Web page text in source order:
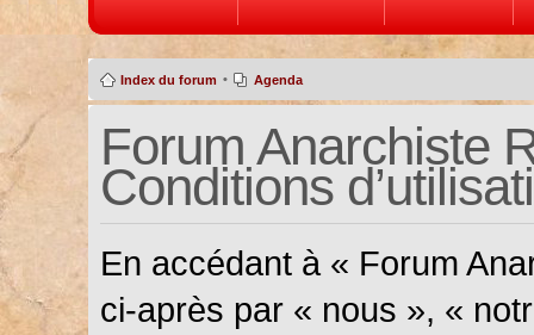
Index du forum • Agenda
Forum Anarchiste
Conditions
En accédant à « Forum
ci-après par « nous », «